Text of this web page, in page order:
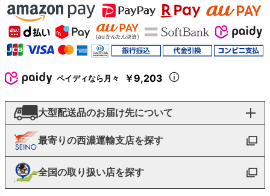
ペイディなら月々 ￥9,203
大型配送品のお届け先について
最寄りの西濃運輸支店を探す
全国の取り扱い店を探す